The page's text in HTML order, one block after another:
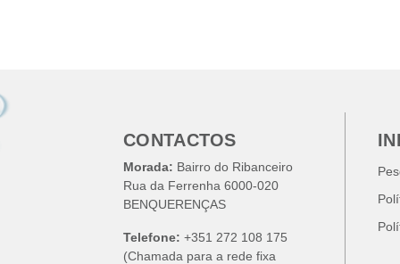
CONTACTOS
Morada: Bairro do Ribanceiro
Rua da Ferrenha 6000-020
BENQUERENÇAS
Telefone: +351 272 108 175
(Chamada para a rede fixa